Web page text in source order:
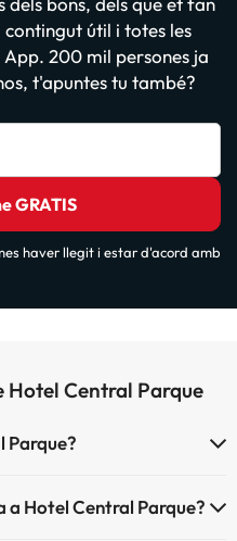
útil i totes les
200 mil persones ja
t'apuntes tu també?
GRATIS
haver llegit i estar d'acord amb
Hotel Central Parque
Parque?
Hotel Central Parque?